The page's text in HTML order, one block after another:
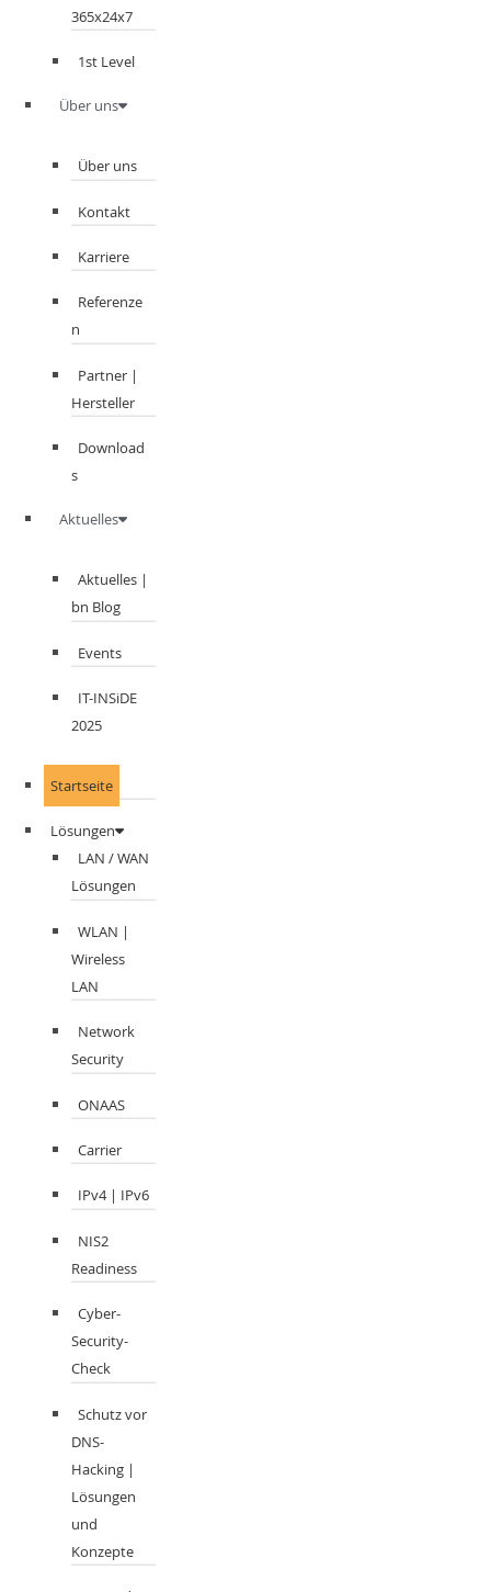
365x24x7
1st Level
Über uns
Über uns
Kontakt
Karriere
Referenze
n
Partner |
Hersteller
Download
s
Aktuelles
Aktuelles |
bn Blog
Events
IT-INSiDE
2025
Startseite
Lösungen
LAN / WAN
Lösungen
WLAN |
Wireless
LAN
Network
Security
ONAAS
Carrier
IPv4 | IPv6
NIS2
Readiness
Cyber-
Security-
Check
Schutz vor
DNS-
Hacking |
Lösungen
und
Konzepte